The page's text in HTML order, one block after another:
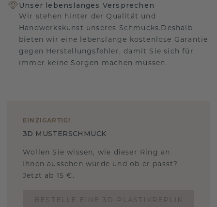
Unser lebenslanges Versprechen
Wir stehen hinter der Qualität und
Handwerkskunst unseres Schmucks.Deshalb
bieten wir eine lebenslange kostenlose Garantie
gegen Herstellungsfehler, damit Sie sich für
immer keine Sorgen machen müssen.
EINZIGARTIG !
3D MUSTERSCHMUCK
Wollen Sie wissen, wie dieser Ring an
Ihnen aussehen würde und ob er passt?
Jetzt ab 15 €.